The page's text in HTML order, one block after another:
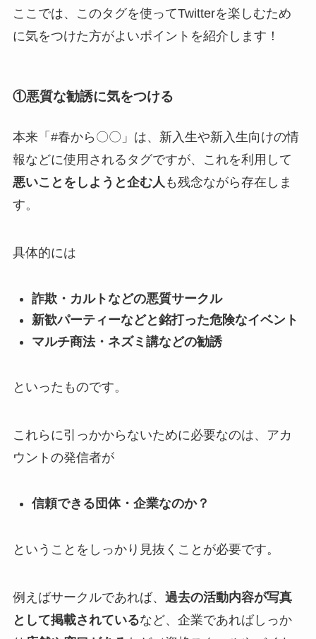
ここでは、このタグを使ってTwitterを楽しむため
に気をつけた方がよいポイントを紹介します！
①悪質な勧誘に気をつける
本来「#春から〇〇」は、新入生や新入生向けの情
報などに使用されるタグですが、これを利用して
悪いことをしようと企む人 も残念ながら存在しま
す。
具体的には
詐欺・カルトなどの悪質サークル
新歓パーティーなどと銘打った危険なイベント
マルチ商法・ネズミ講などの勧誘
といったものです。
これらに引っかからないために必要なのは、アカ
ウントの発信者が
信頼できる団体・企業なのか？
ということをしっかり見抜くことが必要です。
例えばサークルであれば、 過去の活動内容が写真
として掲載されているなど、企業であればしっか